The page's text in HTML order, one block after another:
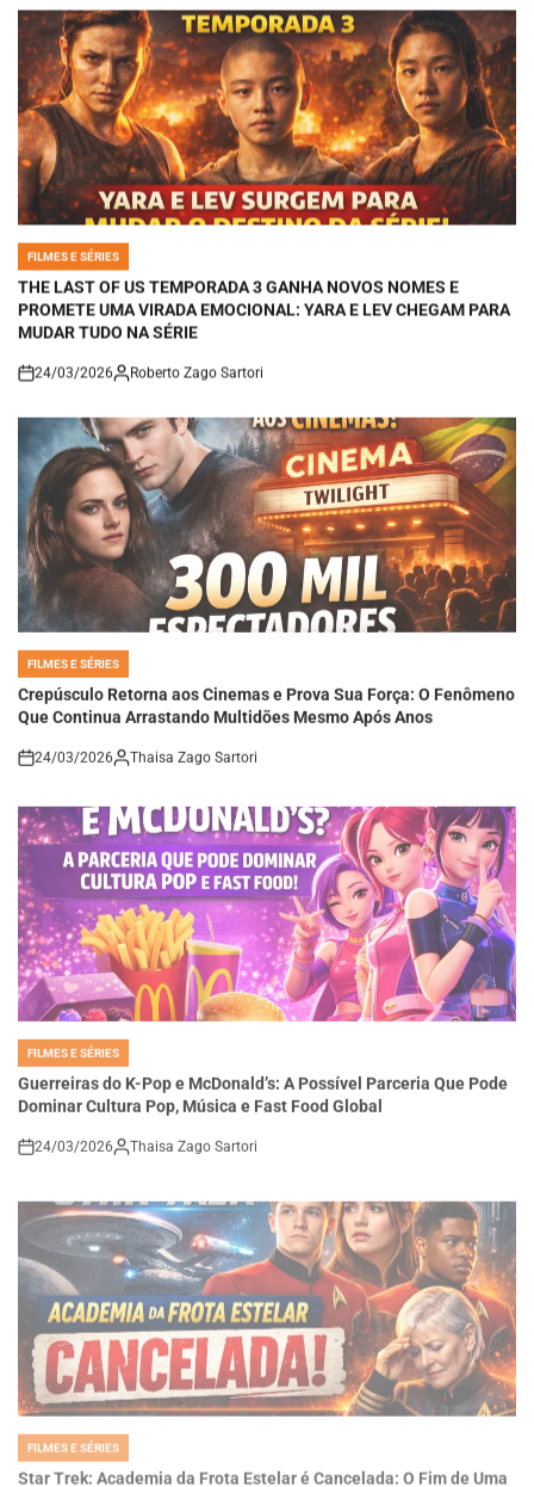
POSTED
IN
FILMES E SÉRIES
THE LAST OF US TEMPORADA 3 GANHA NOVOS NOMES E
PROMETE UMA VIRADA EMOCIONAL: YARA E LEV CHEGAM PARA
MUDAR TUDO NA SÉRIE
on
POSTED
INCrepúsculo Retorna aos Cinemas e Prova Sua Força: O Fenômeno
Que Continua Arrastando Multidões Mesmo Após Anos
POSTED
IN
FILMES E SÉRIES
Guerreiras do K-Pop e McDonald’s: A Possível Parceria Que Pode
Dominar Cultura Pop, Música e Fast Food Global
on
24/03/2026 Thaisa Zago Sartori
POSTED
IN
FILMES E SÉRIES
Star Trek: Academia da Frota Estelar é Cancelada: O Fim de Uma
Nova Geração e o Impacto no Futuro da Franquia